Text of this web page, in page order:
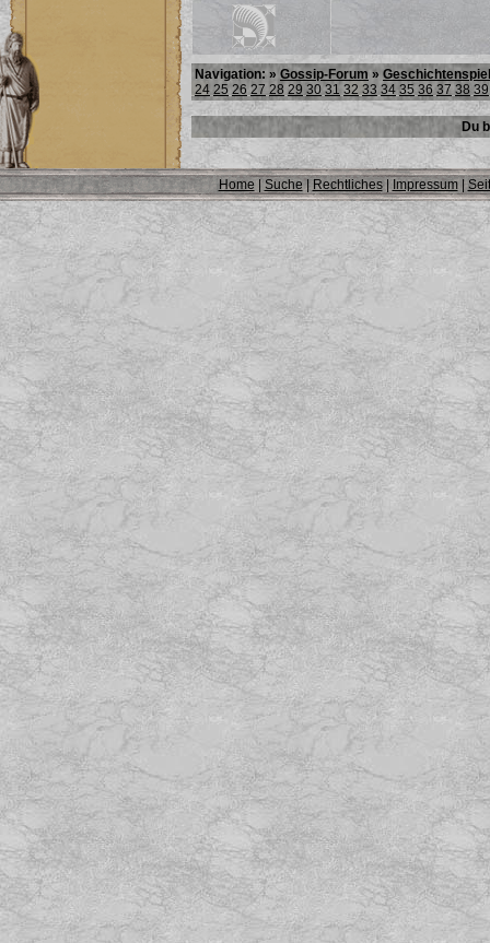
Navigation: » Gossip-Forum » Geschichtenspiel
24 25 26 27 28 29 30 31 32 33 34 35 36 37 38 39
Du
Home| Suche | Rechtliches| Impressum|